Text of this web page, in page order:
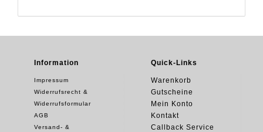
Information
Impressum
Widerrufsrecht &
Widerrufsformular
AGB
Versand- &
Quick-Links
Warenkorb
Gutscheine
Mein Konto
Kontakt
Callback Service